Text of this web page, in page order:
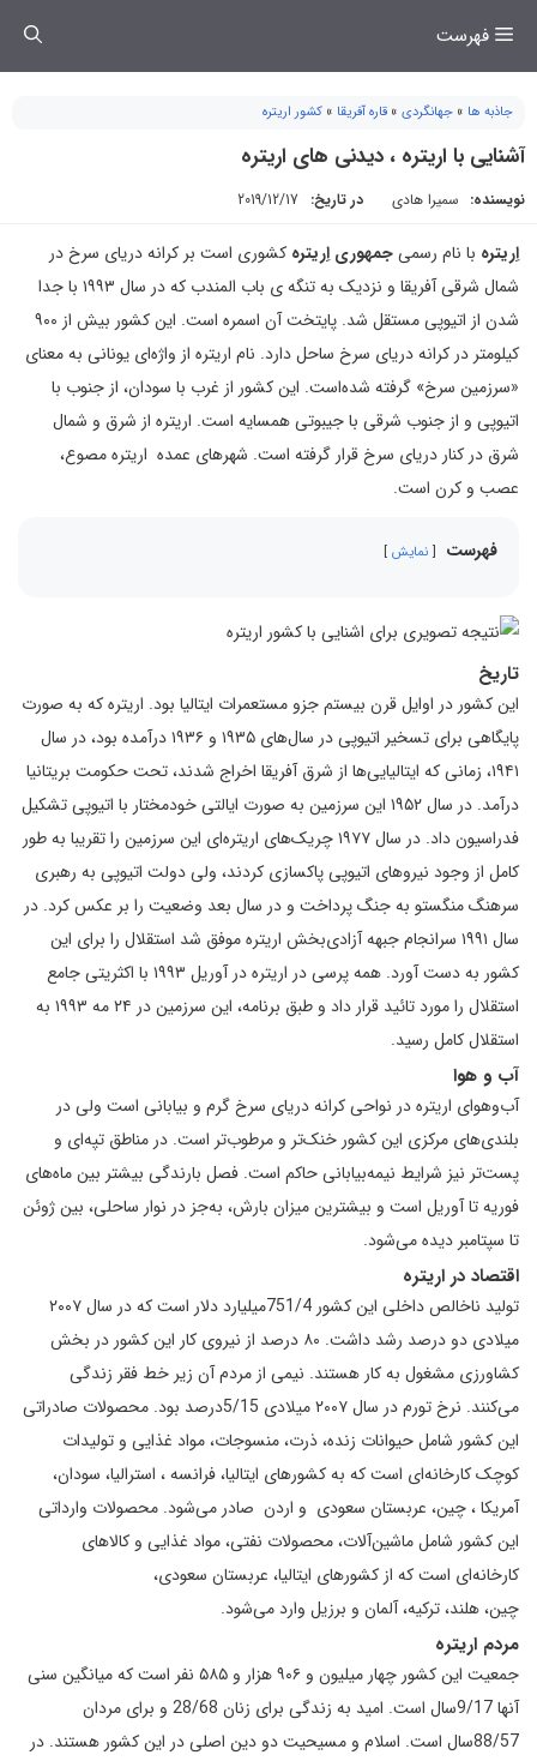
فهرست
جاذبه ها » جهانگردی » قاره آفریقا » کشور اریتره
آشنایی با اریتره ، دیدنی های اریتره
نویسنده: سمیرا هادی در تاریخ: 2019/12/17
اِریتره با نام رسمیجمهوری اِریتره کشوری است بر کرانه دریای سرخ در
شمال شرقی آفریقا و نزدیک به تنگه ی باب المندب که در سال ۱۹۹۳ با جدا
شدن از اتیوپی مستقل شد. پایتخت آن اسمره است. این کشور بیش از ۹۰۰
کیلومتر در کرانه دریای سرخ ساحل دارد. نام اریتره از واژه‌ای یونانی به معنای
«سرزمین سرخ» گرفته شده‌است. این کشور از غرب با سودان، از جنوب با
اتیوپی و از جنوب شرقی با جیبوتی همسایه است. اریتره از شرق و شمال
شرق در کنار دریای سرخ قرار گرفته است. شهرهای عمده اریتره مصوع،
عصب و کرن است.
فهرست نمایش
تاریخ
این کشور در اوایل قرن بیستم جزو مستعمرات ایتالیا بود. اریتره که به صورت
پایگاهی برای تسخیر اتیوپی در سال‌های ۱۹۳۵ و ۱۹۳۶ درآمده بود، در سال
۱۹۴۱، زمانی که ایتالیایی‌ها از شرق آفریقا اخراج شدند، تحت حکومت بریتانیا
درآمد. در سال ۱۹۵۲ این سرزمین به صورت ایالتی خودمختار با اتیوپی تشکیل
فدراسیون داد. در سال ۱۹۷۷ چریک‌های اریتره‌ای این سرزمین را تقریبا به طور
کامل از وجود نیروهای اتیوپی پاکسازی کردند، ولی دولت اتیوپی به رهبری
سرهنگ منگستو به جنگ پرداخت و در سال بعد وضعیت را بر عکس کرد. در
سال ۱۹۹۱ سرانجام جبهه آزادی‌بخش اریتره موفق شد استقلال را برای این
کشور به دست آورد. همه پرسی در اریتره در آوریل ۱۹۹۳ با اکثریتی جامع
استقلال را مورد تائید قرار داد و طبق برنامه، این سرزمین در ۲۴ مه ۱۹۹۳ به
استقلال کامل رسید.
آب و هوا
آب‌وهوای اریتره در نواحی کرانه دریای سرخ گرم و بیابانی است ولی در
بلندی‌های مرکزی این کشور خنک‌تر و مرطوب‌تر است. در مناطق تپه‌ای و
پست‌تر نیز شرایط نیمه‌بیابانی حاکم است. فصل بارندگی بیشتر بین ماه‌های
فوریه تا آوریل است و بیشترین میزان بارش، به‌جز در نوار ساحلی، بین ژوئن
تا سپتامبر دیده می‌شود.
اقتصاد در اریتره
تولید ناخالص داخلی این کشور 751/4میلیارد دلار است که در سال ۲۰۰۷
میلادی دو درصد رشد داشت. ۸۰ درصد از نیروی کار این کشور در بخش
کشاورزی مشغول به کار هستند. نیمی از مردم آن زیر خط فقر زندگی
می‌کنند. نرخ تورم در سال ۲۰۰۷ میلادی 5/15درصد بود. محصولات صادراتی
این کشور شامل حیوانات زنده، ذرت، منسوجات، مواد غذایی و تولیدات
کوچک کارخانه‌ای است که به کشورهای ایتالیا، فرانسه ، استرالیا، سودان،
آمریکا ، چین، عربستان سعودی و اردن صادر می‌شود. محصولات وارداتی
این کشور شامل ماشین‌آلات، محصولات نفتی، مواد غذایی و کالاهای
کارخانه‌ای است که از کشورهای ایتالیا، عربستان سعودی،
چین، هلند، ترکیه، آلمان و برزیل وارد می‌شود.
مردم اریتره
جمعیت این کشور چهار میلیون و ۹۰۶ هزار و ۵۸۵ نفر است که میانگین سنی
آنها 9/17سال است. امید به زندگی برای زنان 28/68 و برای مردان
88/57سال است. اسلام و مسیحیت دو دین اصلی در این کشور هستند. در